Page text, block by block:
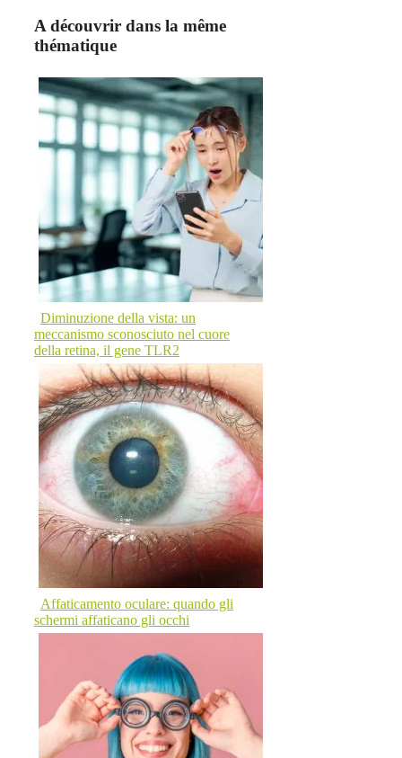
A découvrir dans la même
thématique
Diminuzione della vista: un
meccanismo sconosciuto nel cuore
della retina, il gene TLR2
Affaticamento oculare: quando gli
schermi affaticano gli occhi